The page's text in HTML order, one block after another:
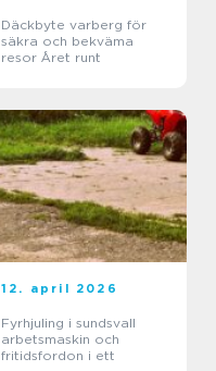
Däckbyte varberg för
säkra och bekväma
resor Året runt
12. april 2026
Fyrhjuling i sundsvall
arbetsmaskin och
fritidsfordon i ett